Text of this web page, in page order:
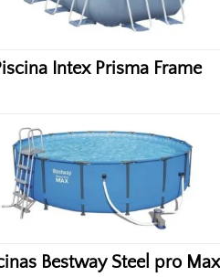
Intex Prisma Frame
Bestway Steel pro Max